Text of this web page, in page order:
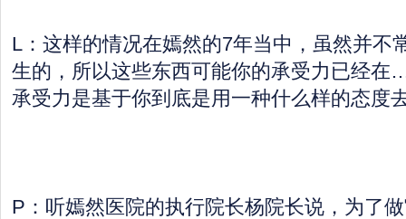
L：这样的情况在嫣然的7年当中，虽然并不
生的，所以这些东西可能你的承受力已经
承受力是基于你到底是用一种什么样的态度
P：听嫣然医院的执行院长杨院长说，为了